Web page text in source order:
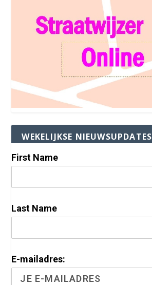
WEKELIJKSE NIEUWSUPDATES
First Name
Last Name
E-mailadres: